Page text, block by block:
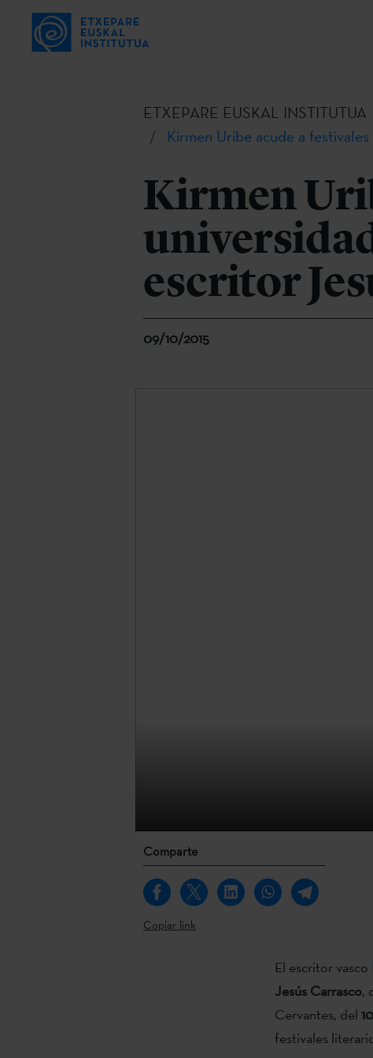
ETXEPARE EUSKAL INSTITUTUA
Kirmen Uribe acude a
Kirmen
escritor
09/10/2015
Comparte
Copiar link
El escritor vasco
Jesús Carrasco,
Cervantes, del
festivales